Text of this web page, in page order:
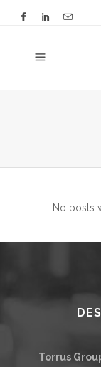
No posts
Torrus